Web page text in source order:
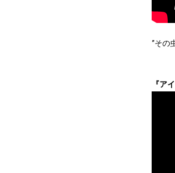
”その
『ア